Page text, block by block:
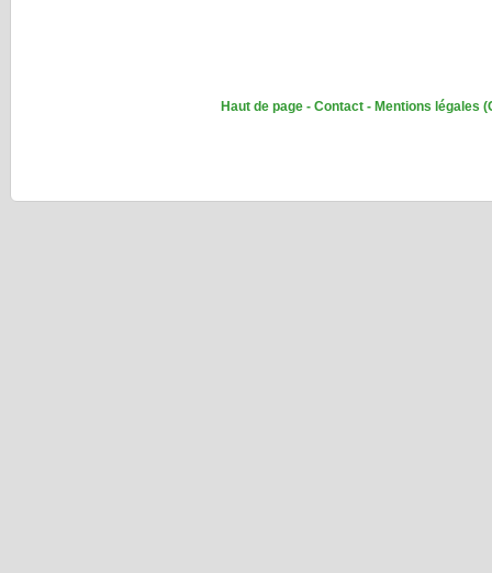
Haut de page -Contact -Mentions légales